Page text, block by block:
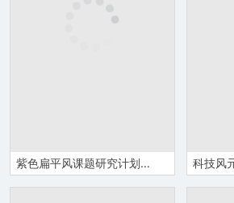
紫色扁平风课题研究计划毕业答辩PPT模板